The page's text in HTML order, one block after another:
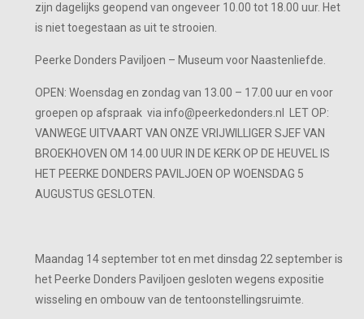
zijn dagelijks geopend van ongeveer 10.00 tot 18.00 uur. Het
is niet toegestaan as uit te strooien.
Peerke Donders Paviljoen – Museum voor Naastenliefde.
OPEN: Woensdag en zondag van 13.00 – 17.00 uur en voor
groepen op afspraak via info@peerkedonders.nl LET OP:
VANWEGE UITVAART VAN ONZE VRIJWILLIGER SJEF VAN
BROEKHOVEN OM 14.00 UUR IN DE KERK OP DE HEUVEL IS
HET PEERKE DONDERS PAVILJOEN OP WOENSDAG 5
AUGUSTUS GESLOTEN.
Maandag 14 september tot en met dinsdag 22 september is
het Peerke Donders Paviljoen gesloten wegens expositie
wisseling en ombouw van de tentoonstellingsruimte.